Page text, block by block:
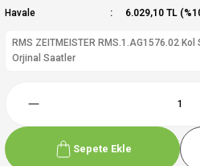
Havale
6.029,10 TL
RMS ZEITMEISTER RMS.1.AG1576.02
Orjinal Saatler
Sepete Ekle